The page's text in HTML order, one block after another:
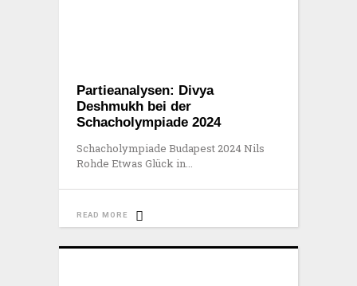
Partieanalysen: Divya
Deshmukh bei der
Schacholympiade 2024
Schacholympiade Budapest 2024 Nils
Rohde Etwas Glück in
READ MORE